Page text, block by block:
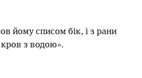
йому списом бік, і з рани
з водою».